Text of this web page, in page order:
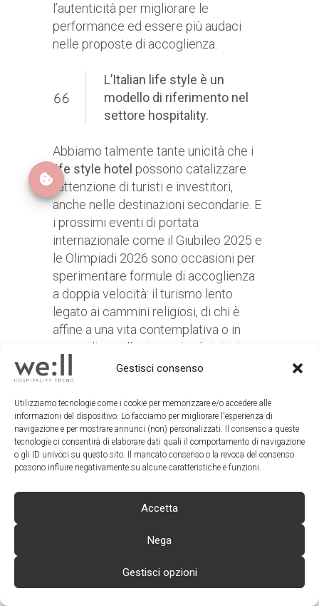
Gestisci consenso
Utilizziamo tecnologie come i cookie per memorizzare e/o accedere alle
informazioni del dispositivo. Lo facciamo per migliorare l'esperienza di
navigazione e per mostrare annunci (non) personalizzati. Il consenso a queste
tecnologie ci consentirà di elaborare dati quali il comportamento di navigazione
o gli ID univoci su questo sito. Il mancato consenso o la revoca del consenso
possono influire negativamente su alcune caratteristiche e funzioni.
Accetta
Nega
Gestisci opzioni
l’autenticità per migliorare le
performance ed essere più audaci
nelle proposte di accoglienza.
L’Italian life style è un
modello di riferimento nel
settore hospitality.
Abbiamo talmente tante unicità che i
life style hotel possono catalizzare
l’attenzione di turisti e investitori,
anche nelle destinazioni secondarie. E
i prossimi eventi di portata
internazionale come il Giubileo 2025 e
le Olimpiadi 2026 sono occasioni per
sperimentare formule di accoglienza
a doppia velocità: il turismo lento
legato ai cammini religiosi, di chi è
affine a una vita contemplativa o in
cerca di un rallentamento dei ritmi
quotidiani e quello dinamico, attorno
alle manifestazioni sportive di chi
persegue l’attività fisica, per
compensare l’immobilità digitale o
solamente per il benessere fisico.
Due life style che in Italia convivono
nutrendosi di bellezze naturalistiche
uniche e che possono rilanciarci
come artisti nel recupero del tempo
benessere di corpo e spirito.
interpreterà questa sfida?